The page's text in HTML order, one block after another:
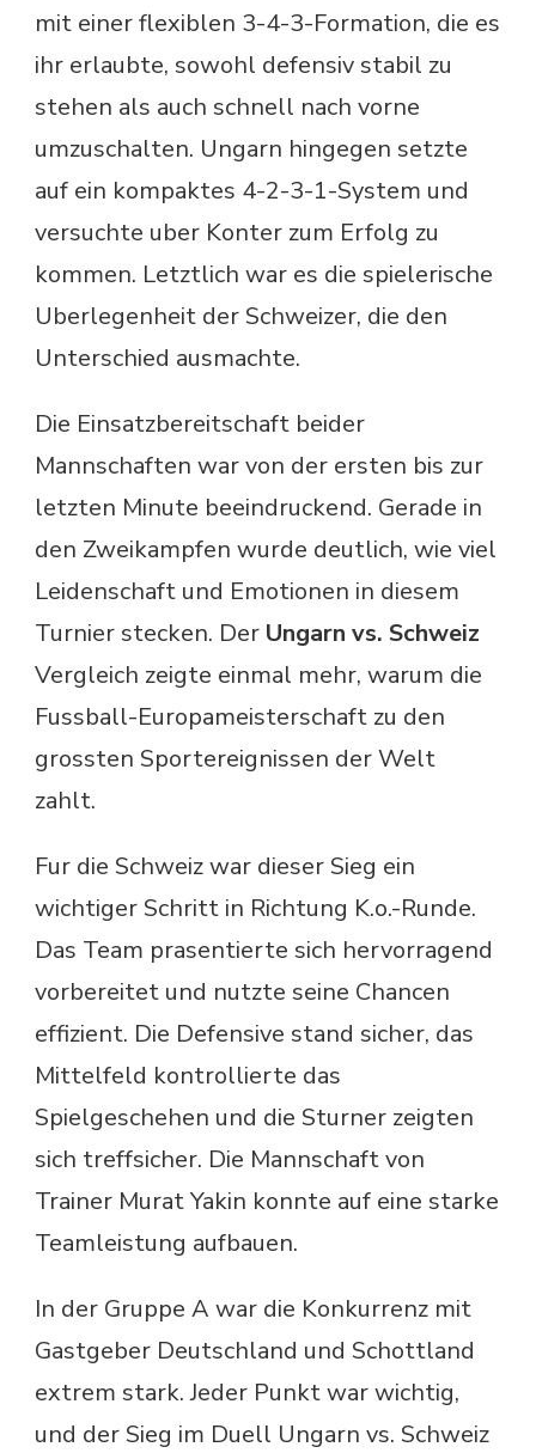
mit einer flexiblen 3-4-3-Formation, die es
ihr erlaubte, sowohl defensiv stabil zu
stehen als auch schnell nach vorne
umzuschalten. Ungarn hingegen setzte
auf ein kompaktes 4-2-3-1-System und
versuchte uber Konter zum Erfolg zu
kommen. Letztlich war es die spielerische
Uberlegenheit der Schweizer, die den
Unterschied ausmachte.
Die Einsatzbereitschaft beider
Mannschaften war von der ersten bis zur
letzten Minute beeindruckend. Gerade in
den Zweikampfen wurde deutlich, wie viel
Leidenschaft und Emotionen in diesem
Turnier stecken. Der Ungarn vs. Schweiz
Vergleich zeigte einmal mehr, warum die
Fussball-Europameisterschaft zu den
grossten Sportereignissen der Welt
zahlt.
Fur die Schweiz war dieser Sieg ein
wichtiger Schritt in Richtung K.o.-Runde.
Das Team prasentierte sich hervorragend
vorbereitet und nutzte seine Chancen
effizient. Die Defensive stand sicher, das
Mittelfeld kontrollierte das
Spielgeschehen und die Sturner zeigten
sich treffsicher. Die Mannschaft von
Trainer Murat Yakin konnte auf eine starke
Teamleistung aufbauen.
In der Gruppe A war die Konkurrenz mit
Gastgeber Deutschland und Schottland
extrem stark. Jeder Punkt war wichtig,
und der Sieg im Duell Ungarn vs. Schweiz